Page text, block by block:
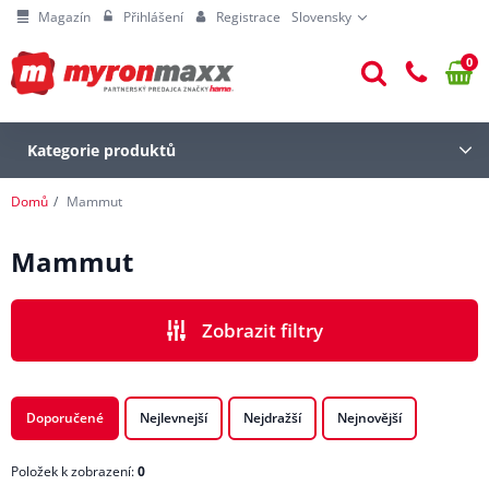
Magazín Přihlášení Registrace Slovensky
0
Kategorie produktů
Domů Mammut
Mammut
Zobrazit filtry
Doporučené Nejlevnejší Nejdražší Nejnovější
Položek k zobrazení:0